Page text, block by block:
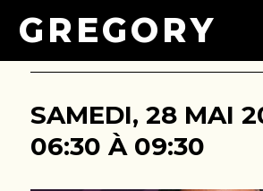
GREGORY
SAMEDI, 28 MAI
06:30 À 09:30